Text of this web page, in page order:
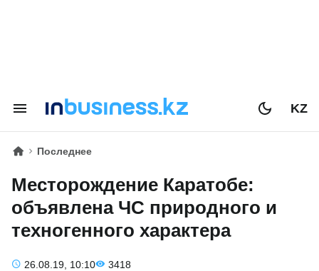
KZ
Последнее
Месторождение Каратобе:
объявлена ЧС природного и
техногенного характера
26.08.19, 10:10 3418